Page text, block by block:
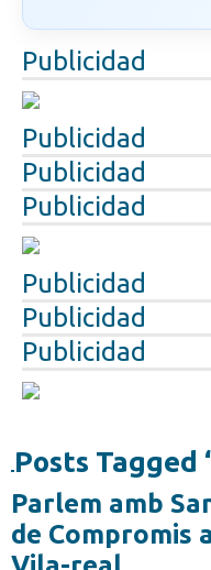
Publicidad
Publicidad
Publicidad
Publicidad
Publicidad
Publicidad
Publicidad
Posts Tagged
Parlem amb
de Compromis